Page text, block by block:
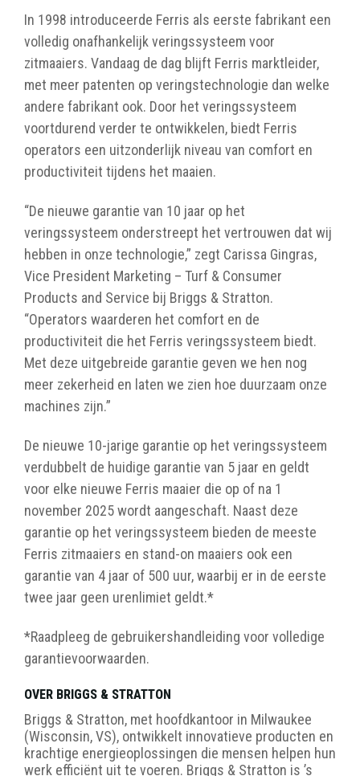
In 1998 introduceerde Ferris als eerste fabrikant een
volledig onafhankelijk veringssysteem voor
zitmaaiers. Vandaag de dag blijft Ferris marktleider,
met meer patenten op veringstechnologie dan welke
andere fabrikant ook. Door het veringssysteem
voortdurend verder te ontwikkelen, biedt Ferris
operators een uitzonderlijk niveau van comfort en
productiviteit tijdens het maaien.
“De nieuwe garantie van 10 jaar op het
veringssysteem onderstreept het vertrouwen dat wij
hebben in onze technologie,” zegt Carissa Gingras,
Vice President Marketing – Turf & Consumer
Products and Service bij Briggs & Stratton.
“Operators waarderen het comfort en de
productiviteit die het Ferris veringssysteem biedt.
Met deze uitgebreide garantie geven we hen nog
meer zekerheid en laten we zien hoe duurzaam onze
machines zijn.”
De nieuwe 10-jarige garantie op het veringssysteem
verdubbelt de huidige garantie van 5 jaar en geldt
voor elke nieuwe Ferris maaier die op of na 1
november 2025 wordt aangeschaft. Naast deze
garantie op het veringssysteem bieden de meeste
Ferris zitmaaiers en stand-on maaiers ook een
garantie van 4 jaar of 500 uur, waarbij er in de eerste
twee jaar geen urenlimiet geldt.*
*Raadpleeg de gebruikershandleiding voor volledige
garantievoorwaarden.
OVER BRIGGS & STRATTON
Briggs & Stratton, met hoofdkantoor in Milwaukee
(Wisconsin, VS), ontwikkelt innovatieve producten en
krachtige energieoplossingen die mensen helpen hun
werk efficiënt uit te voeren. Briggs & Stratton is ’s